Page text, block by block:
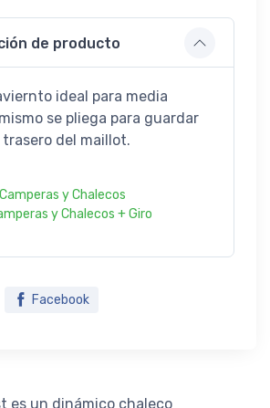
de producto
ideal para media
se pliega para guardar
trasero del maillot.
Camperas y Chalecos
y Chalecos + Giro
Facebook
es un dinámico chaleco